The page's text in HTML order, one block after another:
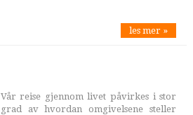
les mer »
Vår reise gjennom livet påvirkes i stor
grad av hvordan omgivelsene steller